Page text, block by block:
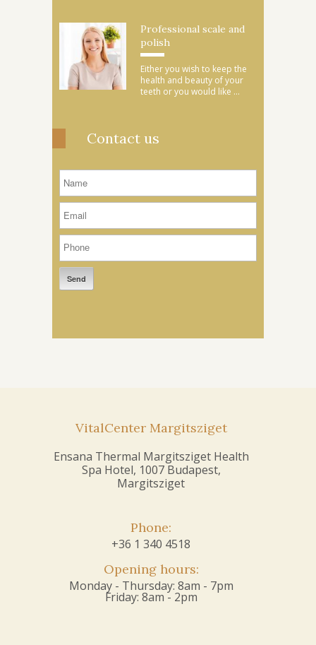
Professional scale and
polish
Either you wish to keep the
health and beauty of your
teeth or you would like ...
Contact us
VitalCenter Margitsziget
Ensana Thermal Margitsziget Health
Spa Hotel, 1007 Budapest,
Margitsziget
Phone:
+36 1 340 4518
Opening hours:
Monday - Thursday: 8am - 7pm
Friday: 8am - 2pm